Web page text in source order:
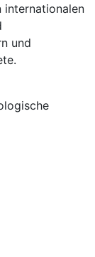
internationalen
und